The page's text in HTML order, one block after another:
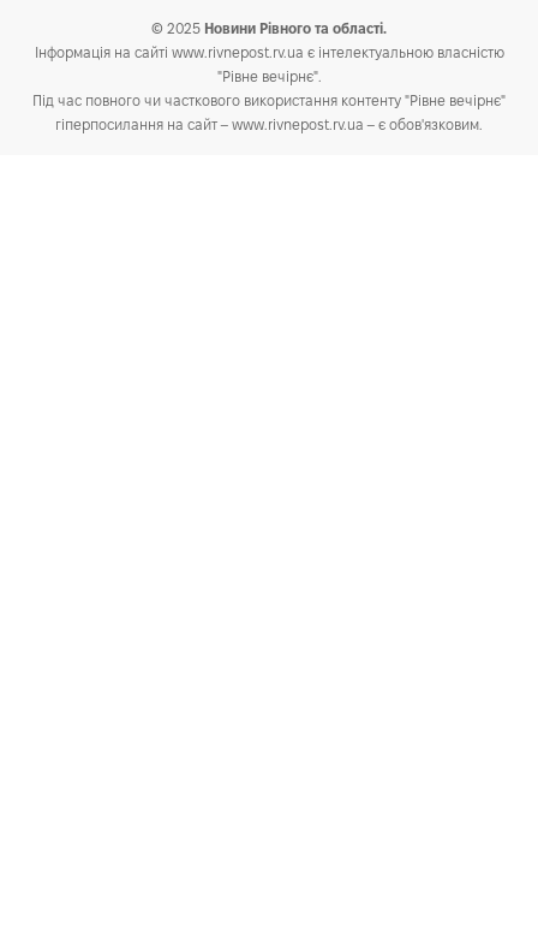
© 2025 Новини Рівного та області.
Інформація на сайті www.rivnepost.rv.ua є інтелектуальною власністю
"Рівне вечірнє".
Під час повного чи часткового використання контенту "Рівне вечірнє"
гіперпосилання на сайт – www.rivnepost.rv.ua – є обов'язковим.